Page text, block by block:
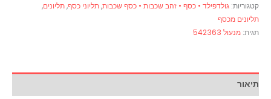
קטגוריות: גולדפילד • כסף • זהב שכבות • כסף שכבות,תליוני כסף,תליונים,
תליונים מכסף
תגית: מנעול 542363
תיאור